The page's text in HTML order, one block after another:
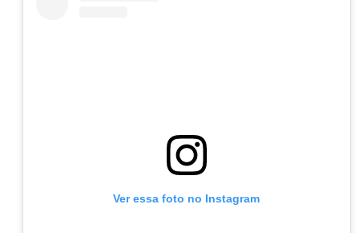
Ver essa foto no Instagram